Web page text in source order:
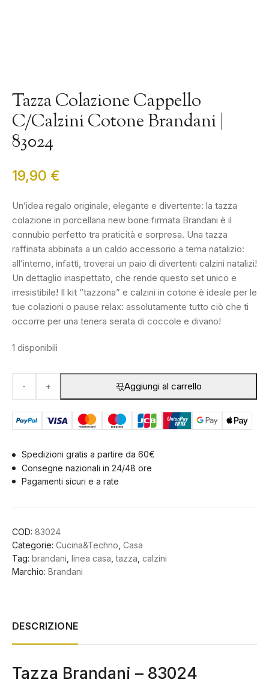
Tazza Colazione Cappello
C/Calzini Cotone Brandani |
83024
19,90 €
Un’idea regalo originale, elegante e divertente: la tazza
colazione in porcellana new bone firmata Brandani è il
connubio perfetto tra praticità e sorpresa. Una tazza
raffinata abbinata a un caldo accessorio a tema natalizio:
all’interno, infatti, troverai un paio di divertenti calzini natalizi!
Un dettaglio inaspettato, che rende questo set unico e
irresistibile! Il kit “tazzona” e calzini in cotone è ideale per le
tue colazioni o pause relax: assolutamente tutto ciò che ti
occorre per una tenera serata di coccole e divano!
1 disponibili
-
Colazione
C/Calzini
Cotone
|
83024
quantità
+ Aggiungi al carrello
Spedizioni gratis a partire da 60€
Consegne nazionali in 24/48 ore
Pagamenti sicuri e a rate
COD: 83024
Categorie: Cucina&Techno Casa
Tag: brandani linea casa ,tazza calzini
Marchio: Brandani
DESCRIZIONE
Tazza Brandani – 83024